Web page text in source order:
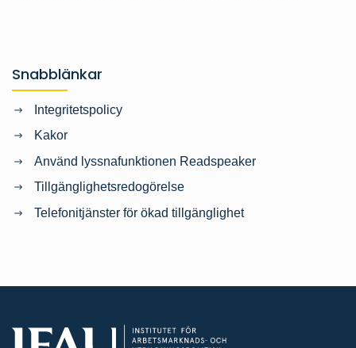
Snabblänkar
Integritetspolicy
Kakor
Använd lyssnafunktionen Readspeaker
Tillgänglighetsredogörelse
Telefonitjänster för ökad tillgänglighet